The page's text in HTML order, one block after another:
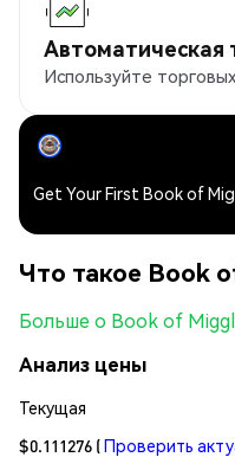
Автоматическая
Используйте
Get Your First Book of
Что такое Book
Больше о Book of
Анализ цены
Текущая
$0.111276 (Проверить